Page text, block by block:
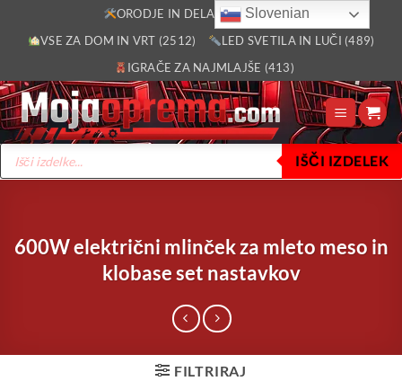
ORODJE IN DELAVNICA (2805)
VSE ZA DOM IN VRT (2512)
LED SVETILA IN LUČI (489)
IGRAČE ZA NAJMLAJŠE (413)
Products
search
IŠČI IZDELEK
600W električni mlinček za mleto meso in
klobase set nastavkov
FILTRIRAJ
Slovenian